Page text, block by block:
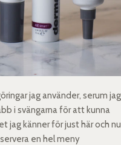
jag använder, serum jag
i svängarna för att kunna
jag känner för just här och
en hel meny